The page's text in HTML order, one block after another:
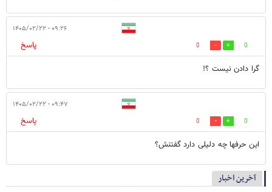
۰۹:۲۶ - ۱۴۰۵/۰۲/۲۲
0
0
پاسخ
گرا دادن نیست ؟!
۰۹:۴۷ - ۱۴۰۵/۰۲/۲۲
0
0
پاسخ
این حرفها چه دلیلی دارد گفتنش؟
آخرین اخبار